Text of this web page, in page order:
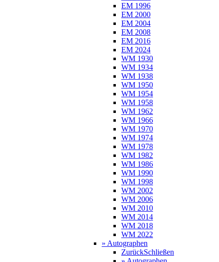
EM 1996
EM 2000
EM 2004
EM 2008
EM 2016
EM 2024
WM 1930
WM 1934
WM 1938
WM 1950
WM 1954
WM 1958
WM 1962
WM 1966
WM 1970
WM 1974
WM 1978
WM 1982
WM 1986
WM 1990
WM 1998
WM 2002
WM 2006
WM 2010
WM 2014
WM 2018
WM 2022
» Autographen
ZurückSchließen